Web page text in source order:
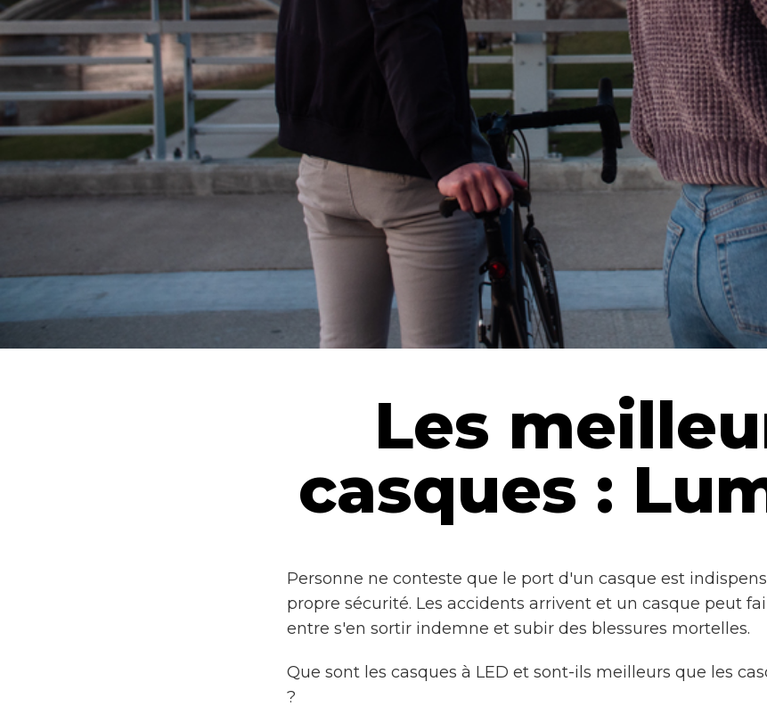
Les
casques :
Personne ne conteste que le port d'un casque est
propre sécurité. Les accidents arrivent et un casque peut
entre s'en sortir indemne et subir des blessures mortelles.
Que sont les casques à LED et sont-ils meilleurs que les
?